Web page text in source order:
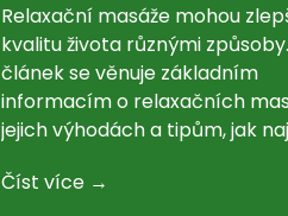
Relaxační masáže mohou
kvalitu života různými
článek se věnuje základním
informacím o relaxačních
jejich výhodách a tipům, jak
jak často byste si měli dopřát
Číst více →